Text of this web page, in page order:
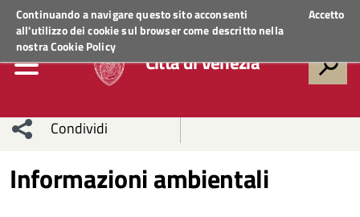
Continuando a navigare questo sito acconsenti
all'utilizzo dei cookie sul browser come descritto nella
nostraCookie Policy
Accetto
Regione VenetoACCEDI AI SERVIZI
Città di Venezia
Condividi
Condividi
Condividi
Informazioni ambientali